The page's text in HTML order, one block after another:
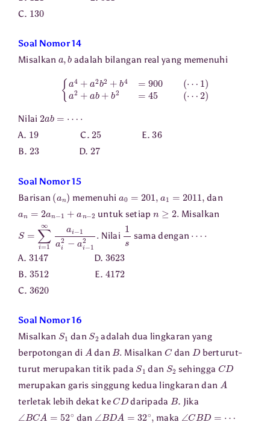
C. 130
Soal Nomor 14
Misalkan
b adalah bilangan real yang memenuhi
a2 b + 4=900( a2+ b2 45(
Nilai 2 b
A. 19 C.25 E.36
B. 23 D.27
Soal Nomor 15
Barisan ( n) memenuhi 201, 2011, dan
an a untuk setiap ≥ 2. Misalkan
S= i=1∞ −1ai2 −12
Nilai 1s sama dengan
A. 3147 D.3623
B. 3512 E. 4172
C. 3620
Soal Nomor 16
Misalkan S1 dan S2 adalah dua lingkaran yang
berpotongan di
AdanB. Misalkan Cdan D berturut-
turut merupakan titik pada S1 dan S2 sehingga CD
merupakan garis singgung kedua lingkaran dan A
terletak lebih dekat keCDdaripada B. Jika
∠ BCA 52∘ dan ∠ BD A 32∘, maka ∠CBD=